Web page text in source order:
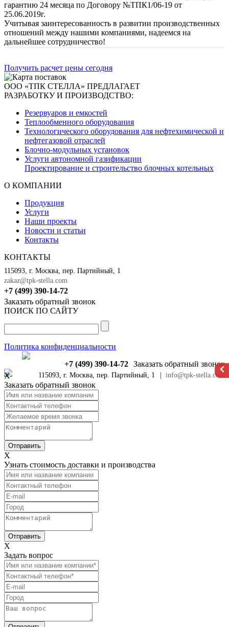
гарантию 24 месяца по Договору №ТПК1/06-19 от
25.06.2019г.
Учитывая заинтересованность в развитии производственных
отношений между нашими компаниями, надеемся на
дальнейшее сотрудничество!
Получить расчет цены сегодня
ООО «ТПК СТЕЛЛА» ПРЕДЛАГАЕТ
РАЗРАБОТКУ И ПРОИЗВОДСТВО:
Резервуаров и емкостей
Теплообменного оборудования
Технологического оборудования для нефтехимической и
нефтегазовой отраслей
Блочно-модульных установок
Услуги автономной газификации
Проектирование и строительство блочных котельных
О КОМПАНИИ
Продукция
Услуги
Наши проекты
Новости и статьи
Контакты
КОНТАКТЫ
115093, г. Москва, пер. Партийный, 1
zakaz@tpk-stella.com
+7 (499) 390-14-72
Заказать обратный звонок
ПОИСК ПО САЙТУ
Политика конфиденциальности
Заказать обратный звонок
+7 (499) 390-14-72
info@tpk-stella.com
115093, г. Москва, пер. Партийный, 1
X
Заказать обратный звонок
X
Узнать стоимость доставки и производства
X
Задать вопрос